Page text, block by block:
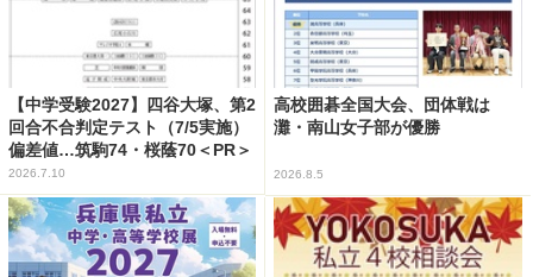
【中学受験2027】四谷大塚、第2
回合不合判定テスト（7/5実施）
偏差値…筑駒74・桜蔭70＜PR＞
2026.7.10
高校囲碁全国大会、団体戦は
灘・南山女子部が優勝
2026.8.5